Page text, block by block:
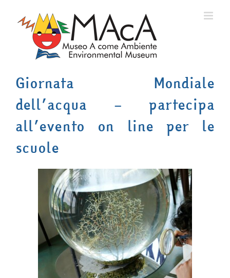
contenuto
Giornata Mondiale
dell’acqua – partecipa
all’evento on line per le
scuole